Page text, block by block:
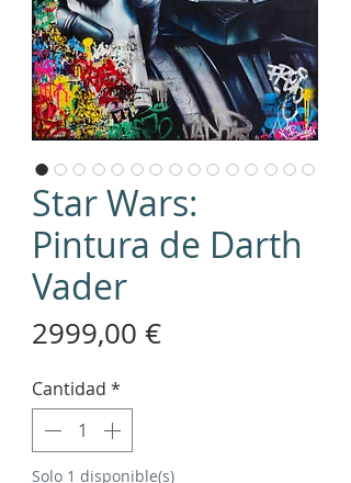
Star Wars:
Pintura de Darth
Vader
2999,00 €Precio
Cantidad *
Solo 1 disponible(s)